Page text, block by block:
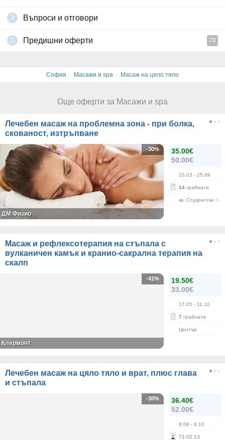
Въпроси и отговори
Предишни оферти 70
София · Масажи и spa · Масаж на цяло тяло
Още оферти за Масажи и spa
Лечебен масаж на проблемна зона - при болка,
скованост, изтръпване
35.00€
50.00€
23.03 - 25.09
14 грабнати
кв. Студентски
-30%
ДМ Физио
Масаж и рефлексотерапия на стъпала с
вулканичен камък и кранио-сакрална терапия на
скалп
19.50€
33.00€
17.05 - 11.10
7 грабнати
Център
-41%
Клермонт
Лечебен масаж на цяло тяло и врат, плюс глава
и стъпала
36.40€
52.00€
8.08 - 8.10
71 :02:13
-30%